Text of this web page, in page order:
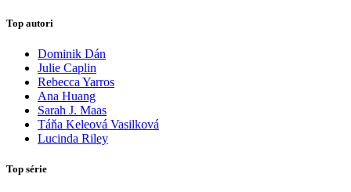
Top autori
Dominik Dán
Julie Caplin
Rebecca Yarros
Ana Huang
Sarah J. Maas
Táňa Keleová Vasilková
Lucinda Riley
Top série